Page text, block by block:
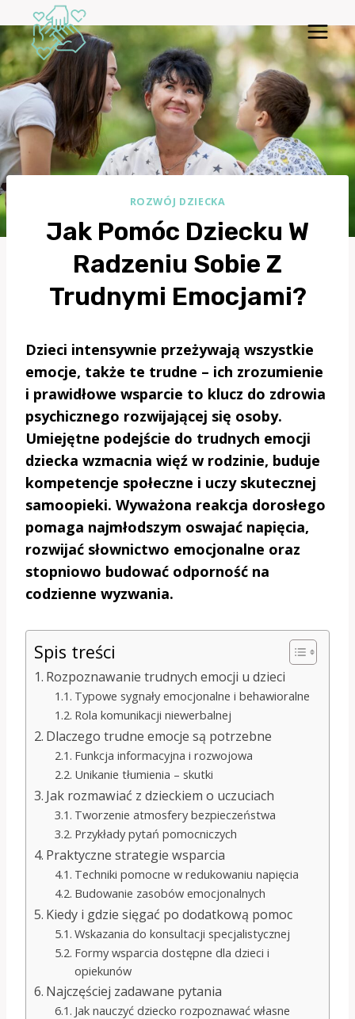
Przejdź
treści
ROZWÓJ DZIECKA
Jak Pomóc Dziecku W
Radzeniu Sobie Z
Trudnymi Emocjami?
Dzieci intensywnie przeżywają wszystkie
emocje, także te trudne – ich zrozumienie
i prawidłowe wsparcie to klucz do zdrowia
psychicznego rozwijającej się osoby.
Umiejętne podejście do trudnych emocji
dziecka wzmacnia więź w rodzinie, buduje
kompetencje społeczne i uczy skutecznej
samoopieki. Wyważona reakcja dorosłego
pomaga najmłodszym oswajać napięcia,
rozwijać słownictwo emocjonalne oraz
stopniowo budować odporność na
codzienne wyzwania.
Spis treści
Rozpoznawanie trudnych emocji u dzieci
Typowe sygnały emocjonalne i behawioralne
Rola komunikacji niewerbalnej
Dlaczego trudne emocje są potrzebne
Funkcja informacyjna i rozwojowa
Unikanie tłumienia – skutki
Jak rozmawiać z dzieckiem o uczuciach
Tworzenie atmosfery bezpieczeństwa
Przykłady pytań pomocniczych
Praktyczne strategie wsparcia
Techniki pomocne w redukowaniu napięcia
Budowanie zasobów emocjonalnych
Kiedy i gdzie sięgać po dodatkową pomoc
Wskazania do konsultacji specjalistycznej
Formy wsparcia dostępne dla dzieci i
opiekunów
Najczęściej zadawane pytania
Jak nauczyć dziecko rozpoznawać własne